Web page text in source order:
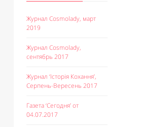
Журнал Cosmolady, март
2019
Журнал Cosmolady,
сентябрь 2017
Журнал ‘Історія Кохання’,
Серпень-Вересень 2017
Газета ‘Сегодня’ от
04.07.2017